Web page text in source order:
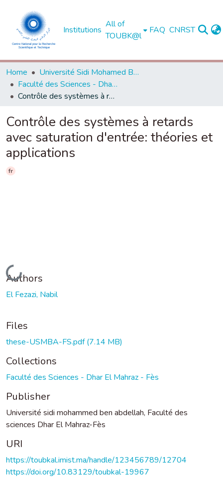
Institutions
All of
TOUBK@l
FAQ CNRST
Home
Université Sidi Mohamed Ben Abdellah de Fès
Faculté des Sciences - Dhar El Mahraz - Fès
Contrôle des systèmes à retards avec saturation d'entrée: théories et applications
Contrôle des systèmes à retards
avec saturation d'entrée: théories et
applications
fr
Loading...
Authors
El Fezazi, Nabil
Files
these-USMBA-FS.pdf(7.14 MB)
Collections
Faculté des Sciences - Dhar El Mahraz - Fès
Publisher
Université sidi mohammed ben abdellah, Faculté des
sciences Dhar El Mahraz-Fès
URI
https://toubkal.imist.ma/handle/123456789/12704
https://doi.org/10.83129/toubkal-19967